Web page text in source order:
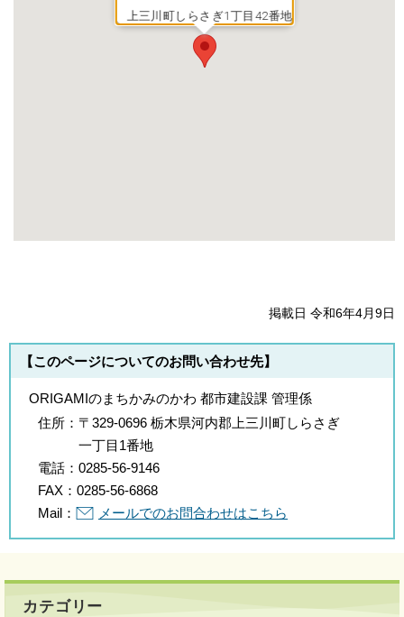
上三川町しらさぎ1丁目42番地
掲載日 令和6年4月9日
【このページについてのお問い合わせ先】
ORIGAMIのまちかみのかわ 都市建設課 管理係
住所： 〒329-0696 栃木県河内郡上三川町しらさぎ
一丁目1番地
電話： 0285-56-9146
FAX： 0285-56-6868
Mail：
メールでのお問合わせはこちら
カテゴリー